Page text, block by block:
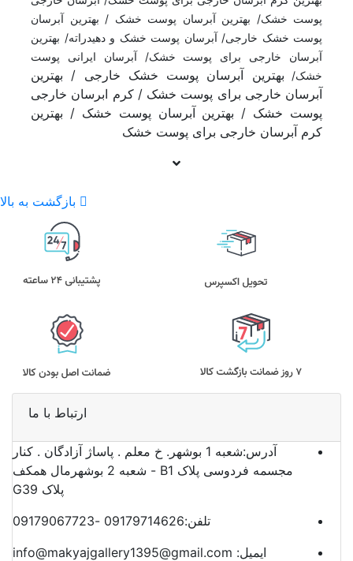
پوست خشک/ بهترین آبرسان پوست خشک / بهترین آبرسان
پوست خشک خارجی/ آبرسان پوست خشک و دهیدراته/ بهترین
آبرسان خارجی برای پوست خشک/ آبرسان ایرانی پوست
خشک/ بهترین آبرسان پوست خشک خارجی / بهترین
آبرسان خارجی برای پوست خشک / کرم ابرسان خارجی
پوست خشک / بهترین آبرسان پوست خشک / بهترین
کرم آبرسان خارجی برای پوست خشک
بازگشت به بالا
ارتباط با ما
آدرس:
شعبه 1 بوشهر. خ معلم . پاساژ آزادگان . کنار
مجسمه فردوسی پلاک B1 - شعبه 2 بوشهرمال همکف
پلاک G39
تلفن:09179714626 -09179067723
ایمیل: